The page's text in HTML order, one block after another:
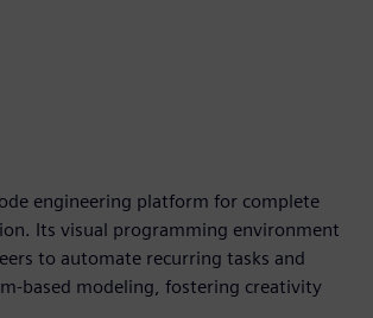
engineering platform for complete
Its visual programming environment
to automate recurring tasks and
based modeling, fostering creativity